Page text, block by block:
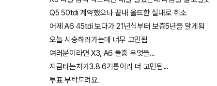
Q5 50tdi 계약했으나 끝내 올드한 실내로 취소
어제 A6 45tdi 보다가 21년식부터 보증5년을 알게됨
오늘 시승하러가는데 너무 고민됨
여러분이라면 X3, A6 둘중 무엇을...
지금타는차가3.8 6기통이라 더 고민됨...
투표 부탁드려요.